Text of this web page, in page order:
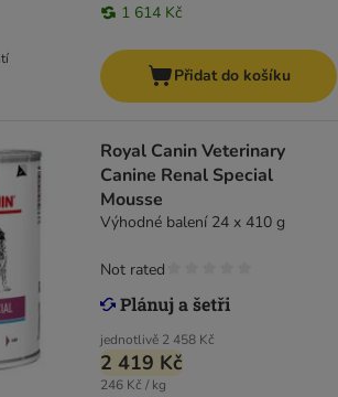
1 614 Kč
Přidat do košíku
Royal Canin Veterinary
Canine Renal Special
Mousse
Výhodné balení 24 x 410 g
jednotlivě 2 458 Kč
2 419 Kč
246 Kč / kg
Not rated